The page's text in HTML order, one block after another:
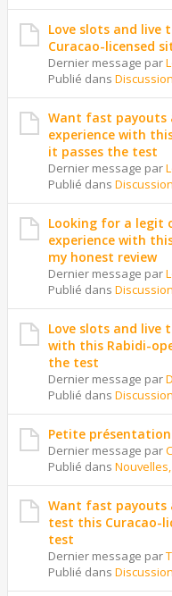
Love slots and
Curacao-licensed
Dernier message par
Publié dans
Want fast payouts
experience with
it passes the test
Dernier message par
Publié dans
Looking for a legit
experience with
my honest review
Dernier message par
Publié dans
Love slots and live
with this Rabidi-
the test
Dernier message par
Publié dans
Petite présentation
Dernier message par
Publié dans
Want fast payouts
test this Curacao-
test
Dernier message par
Publié dans